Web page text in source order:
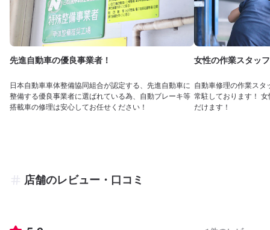
先進自動車の優良事業者！
日本自動車車体整備協同組合が認定する、先進自動車に
整備する優良事業者に選ばれている為、自動ブレーキ等
搭載車の修理は安心してお任せください！
女性の作業スタッ
自動車修理の作業スタ
常駐しております！
だけます！
店舗のレビュー・口コミ